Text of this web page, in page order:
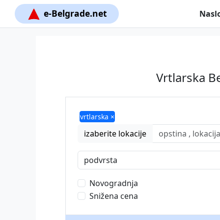
e-Belgrade.net
Vrtlarska
vrtlarska ×
izaberite lokacije
podvrsta
Novogradnja
Snižena cena